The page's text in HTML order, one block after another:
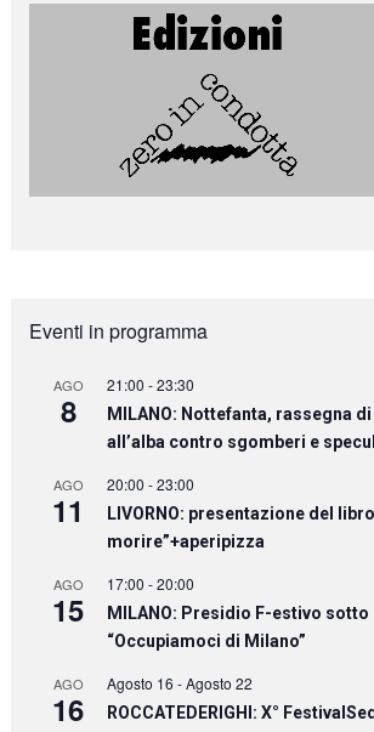
Eventi in programma
AGO
8
21:00 -23:30
MILANO: Nottefanta, rassegna
all’alba contro sgomberi e
AGO
11
20:00 -23:00
LIVORNO: presentazione del
morire”+aperipizza
AGO
15
17:00 -20:00
MILANO: Presidio F-estivo sotto
“Occupiamoci di Milano”
AGO
16
Agosto 16 -Agosto 22
ROCCATEDERIGHI: X°